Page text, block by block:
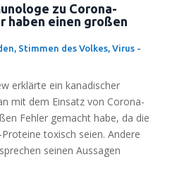
zu Corona-
haben einen großen
Stimmen des Volkes, Virus -
erklär­te ein kana­di­scher
mit dem Ein­satz von Coro­na-
Feh­ler gemacht habe, da die
toxisch sei­en. Ande­re
sei­nen Aus­sa­gen